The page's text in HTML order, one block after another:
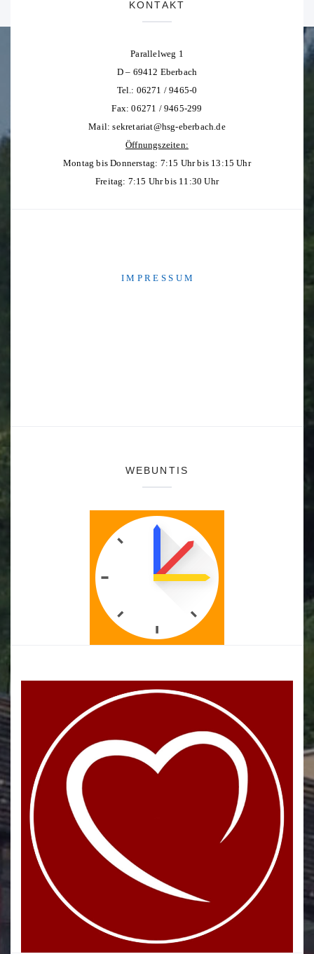
KONTAKT
Parallelweg 1
D – 69412 Eberbach
Tel.: 06271 / 9465-0
Fax: 06271 / 9465-299
Mail:sekretariat@hsg-eberbach.de
Öffnungszeiten:
Montag bis Donnerstag: 7:15 Uhr bis 13:15 Uhr
Freitag: 7:15 Uhr bis 11:30 Uhr
I M P R E S S U M
WEBUNTIS